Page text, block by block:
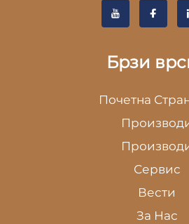
Брзи
Почетна
Сервис
Вести
За Нас